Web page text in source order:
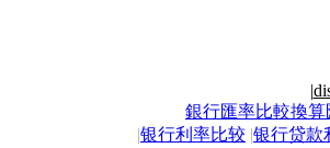
|
銀行匯率比較換算
|银行利率比较 |银行贷款